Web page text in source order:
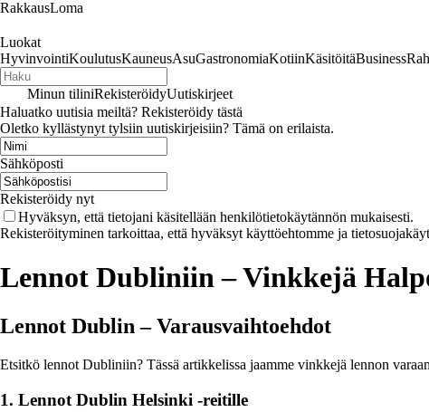
RakkausLoma
Luokat
HyvinvointiKoulutusKauneusAsuGastronomiaKotiinKäsitöitäBusiness
Minun tiliniRekisteröidyUutiskirjeet
Haluatko uutisia meiltä? Rekisteröidy tästä
Oletko kyllästynyt tylsiin uutiskirjeisiin? Tämä on erilaista.
Sähköposti
Rekisteröidy nyt
Hyväksyn, että tietojani käsitellään henkilötietokäytännön mukaisesti.
Rekisteröityminen tarkoittaa, että hyväksyt käyttöehtomme ja
Lennot Dubliniin – Vinkkejä
Lennot Dublin – Varausvaihtoehdot
Etsitkö lennot Dubliniin? Tässä artikkelissa jaamme vinkkejä lennon
1. Lennot Dublin Helsinki -reitille